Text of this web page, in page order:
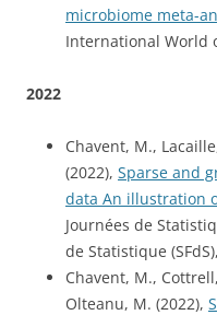
microbiome meta-
International World
2022
Chavent, M.,
(2022), Sparse and
data An illustration
Journées de
de Statistique
Chavent, M.,
Olteanu, M. (2022),